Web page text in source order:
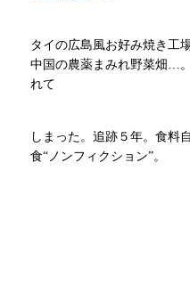
タイの広島風お好み焼き工
中国の農薬まみれ野菜畑…
れて
しまった。追跡５年。食料
食“ノンフィクション”。